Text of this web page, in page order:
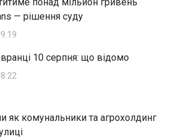
— рішення суду
вранці 10 серпня: що відомо
як комунальники та агрохолдинг